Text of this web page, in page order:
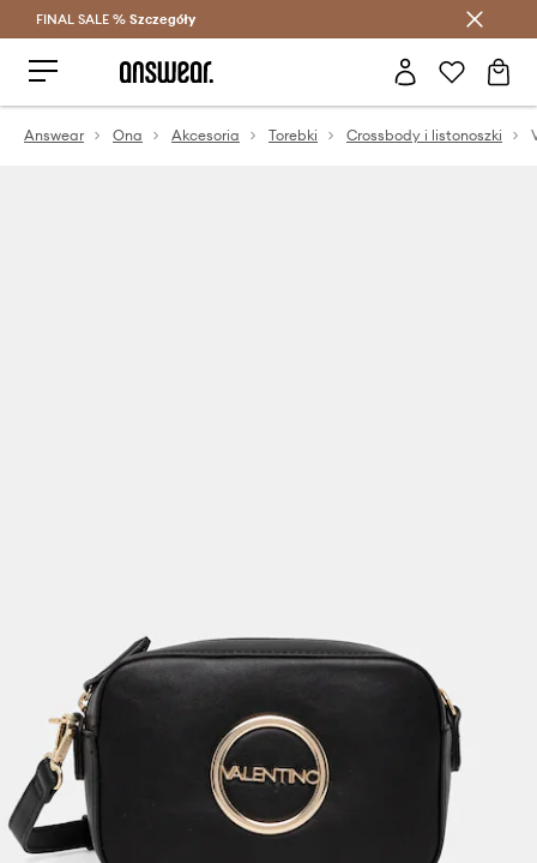
Oszczędzaj z Answear Club >
FINAL SALE % Szczegóły
Answear Ona Akcesoria Torebki Crossbody i listonoszki